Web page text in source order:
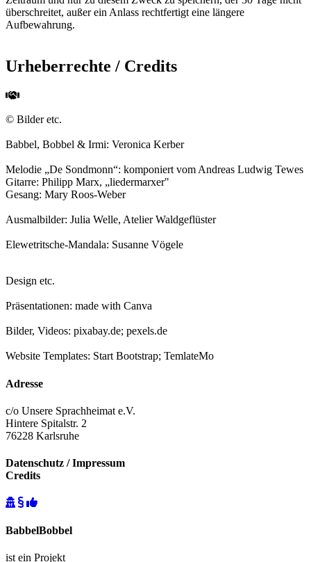
überschreitet, außer ein Anlass rechtfertigt eine längere
Aufbewahrung.
Urheberrechte / Credits
© Bilder etc.
Babbel, Bobbel & Irmi: Veronica Kerber
Melodie „De Sondmonn“: komponiert vom Andreas Ludwig Tewes
Gitarre: Philipp Marx, „liedermarxer"
Gesang: Mary Roos-Weber
Ausmalbilder: Julia Welle, Atelier Waldgeflüster
Elewetritsche-Mandala: Susanne Vögele
Design etc.
Präsentationen: made with Canva
Bilder, Videos: pixabay.de; pexels.de
Website Templates: Start Bootstrap; TemlateMo
Adresse
c/o Unsere Sprachheimat e.V.
Hintere Spitalstr. 2
76228 Karlsruhe
Datenschutz / Impressum
Credits
BabbelBobbel
ist ein Projekt